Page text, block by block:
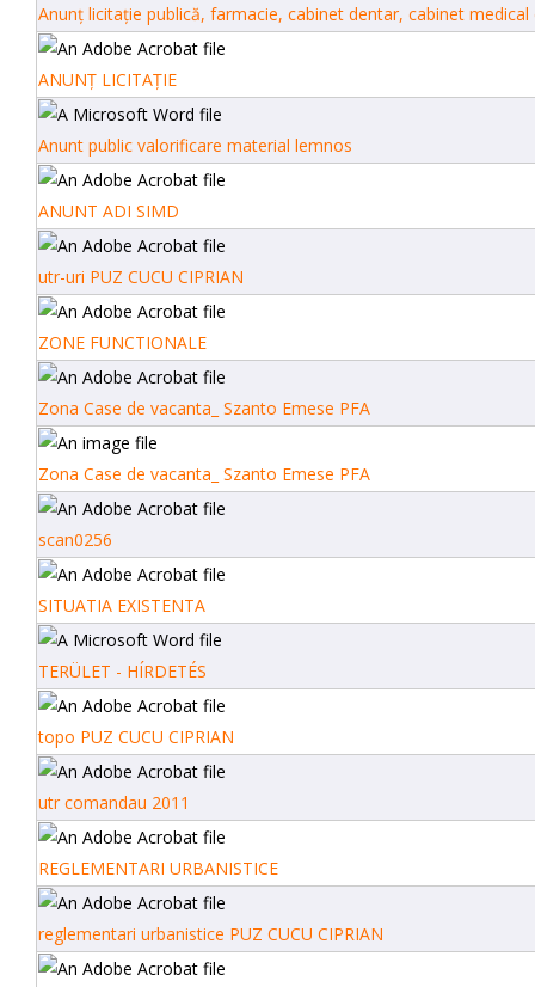
Anunț licitație publică, farmacie, cabinet dentar, cabinet medical
ANUNȚ LICITAȚIE
Anunt public valorificare material lemnos
ANUNT ADI SIMD
utr-uri PUZ CUCU CIPRIAN
ZONE FUNCTIONALE
Zona Case de vacanta_ Szanto Emese PFA
Zona Case de vacanta_ Szanto Emese PFA
scan0256
SITUATIA EXISTENTA
TERÜLET - HÍRDETÉS
topo PUZ CUCU CIPRIAN
utr comandau 2011
REGLEMENTARI URBANISTICE
reglementari urbanistice PUZ CUCU CIPRIAN